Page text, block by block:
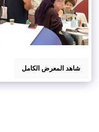
شاهد المعرض الكامل